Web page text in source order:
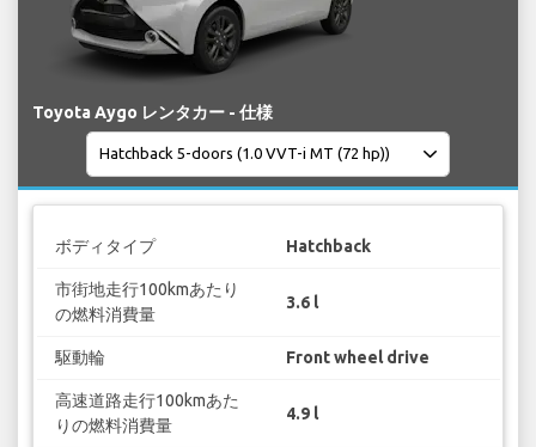
Toyota Aygo レンタカー - 仕様
ボディタイプ Hatchback
市街地走行100kmあたり
の燃料消費量
3.6 l
駆動輪 Front wheel drive
高速道路走行100kmあた
りの燃料消費量
4.9 l